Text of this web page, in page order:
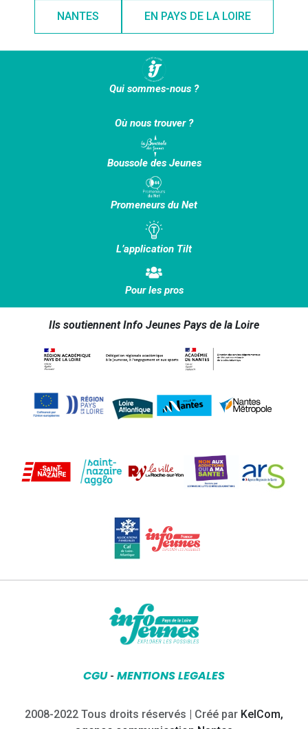
NANTES EN PAYS DE LA LOIRE
Qui sommes-nous ?
Où nous trouver ?
Boussole des Jeunes
Promeneurs du Net
L’application Tilt
Pour les pros
Ils soutiennent Info Jeunes Pays de la Loire
CGU- MENTIONS LEGALES
2008-2022 Tous droits réservés | Créé par KelCom,